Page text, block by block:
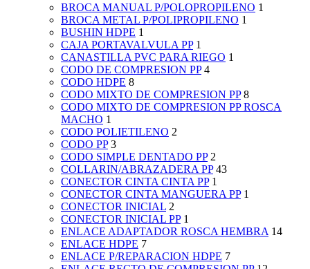
BROCA MANUAL P/POLOPROPILENO 1
BROCA METAL P/POLIPROPILENO 1
BUSHIN HDPE 1
CAJA PORTAVALVULA PP 1
CANASTILLA PVC PARA RIEGO 1
CODO DE COMPRESION PP 4
CODO HDPE 8
CODO MIXTO DE COMPRESION PP 8
CODO MIXTO DE COMPRESION PP ROSCA
MACHO 1
CODO POLIETILENO 2
CODO PP 3
CODO SIMPLE DENTADO PP 2
COLLARIN/ABRAZADERA PP 43
CONECTOR CINTA CINTA PP 1
CONECTOR CINTA MANGUERA PP 1
CONECTOR INICIAL 2
CONECTOR INICIAL PP 1
ENLACE ADAPTADOR ROSCA HEMBRA 14
ENLACE HDPE 7
ENLACE P/REPARACION HDPE 7